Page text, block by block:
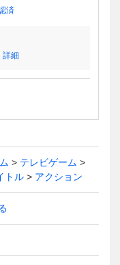
済
詳細
テレビゲーム
トル アクション